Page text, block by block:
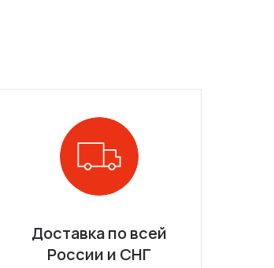
Доставка по всей
России и СНГ